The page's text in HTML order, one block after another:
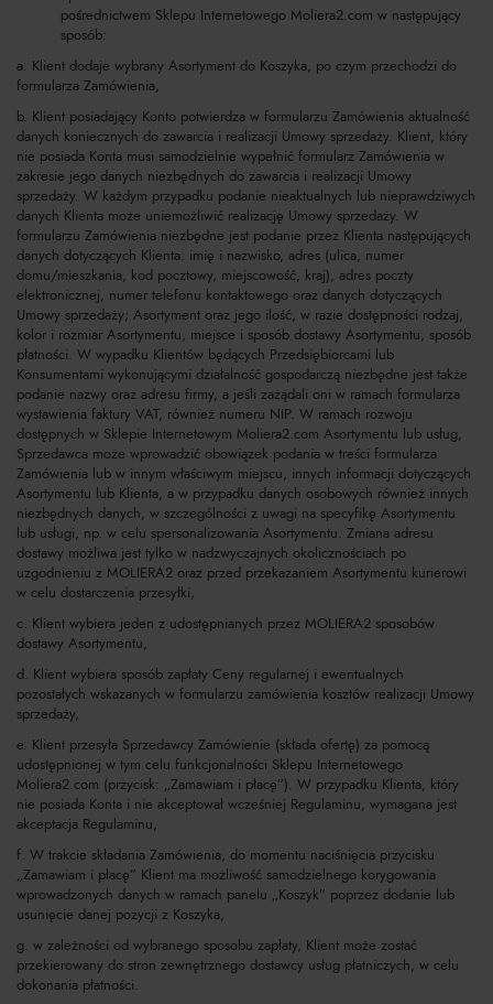
pośrednictwem Sklepu Internetowego Moliera2.com w następujący
sposób:
a. Klient dodaje wybrany Asortyment do Koszyka, po czym przechodzi do
formularza Zamówienia,
b. Klient posiadający Konto potwierdza w formularzu Zamówienia aktualność
danych koniecznych do zawarcia i realizacji Umowy sprzedaży. Klient, który
nie posiada Konta musi samodzielnie wypełnić formularz Zamówienia w
zakresie jego danych niezbędnych do zawarcia i realizacji Umowy
sprzedaży. W każdym przypadku podanie nieaktualnych lub nieprawdziwych
danych Klienta może uniemożliwić realizację Umowy sprzedaży. W
formularzu Zamówienia niezbędne jest podanie przez Klienta następujących
danych dotyczących Klienta: imię i nazwisko, adres (ulica, numer
domu/mieszkania, kod pocztowy, miejscowość, kraj), adres poczty
elektronicznej, numer telefonu kontaktowego oraz danych dotyczących
Umowy sprzedaży; Asortyment oraz jego ilość, w razie dostępności rodzaj,
kolor i rozmiar Asortymentu, miejsce i sposób dostawy Asortymentu, sposób
płatności. W wypadku Klientów będących Przedsiębiorcami lub
Konsumentami wykonującymi działalność gospodarczą niezbędne jest także
podanie nazwy oraz adresu firmy, a jeśli zażądali oni w ramach formularza
wystawienia faktury VAT, również numeru NIP. W ramach rozwoju
dostępnych w Sklepie Internetowym Moliera2.com Asortymentu lub usług,
Sprzedawca może wprowadzić obowiązek podania w treści formularza
Zamówienia lub w innym właściwym miejscu, innych informacji dotyczących
Asortymentu lub Klienta, a w przypadku danych osobowych również innych
niezbędnych danych, w szczególności z uwagi na specyfikę Asortymentu
lub usługi, np. w celu spersonalizowania Asortymentu. Zmiana adresu
dostawy możliwa jest tylko w nadzwyczajnych okolicznościach po
uzgodnieniu z MOLIERA2 oraz przed przekazaniem Asortymentu kurierowi
w celu dostarczenia przesyłki,
c. Klient wybiera jeden z udostępnianych przez MOLIERA2 sposobów
dostawy Asortymentu,
d. Klient wybiera sposób zapłaty Ceny regularnej i ewentualnych
pozostałych wskazanych w formularzu zamówienia kosztów realizacji Umowy
sprzedaży,
e. Klient przesyła Sprzedawcy Zamówienie (składa ofertę) za pomocą
udostępnionej w tym celu funkcjonalności Sklepu Internetowego
Moliera2.com (przycisk: „Zamawiam i płacę”). W przypadku Klienta, który
nie posiada Konta i nie akceptował wcześniej Regulaminu, wymagana jest
akceptacja Regulaminu,
f. W trakcie składania Zamówienia, do momentu naciśnięcia przycisku
„Zamawiam i płacę” Klient ma możliwość samodzielnego korygowania
wprowadzonych danych w ramach panelu „Koszyk” poprzez dodanie lub
usunięcie danej pozycji z Koszyka,
g. w zależności od wybranego sposobu zapłaty, Klient może zostać
przekierowany do stron zewnętrznego dostawcy usług płatniczych, w celu
dokonania płatności.